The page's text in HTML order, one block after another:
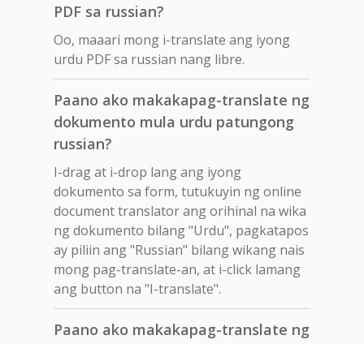
PDF sa russian?
Oo, maaari mong i-translate ang iyong
urdu PDF sa russian nang libre.
Paano ako makakapag-translate ng
dokumento mula urdu patungong
russian?
I-drag at i-drop lang ang iyong
dokumento sa form, tutukuyin ng online
document translator ang orihinal na wika
ng dokumento bilang "Urdu", pagkatapos
ay piliin ang "Russian" bilang wikang nais
mong pag-translate-an, at i-click lamang
ang button na "I-translate".
Paano ako makakapag-translate ng